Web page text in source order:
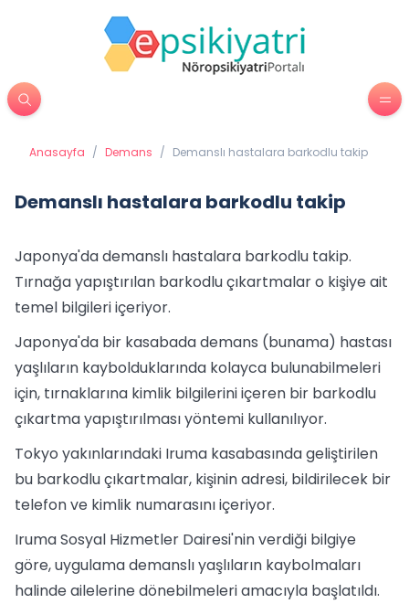
Anasayfa / Demans / Demanslı hastalara barkodlu takip
Demanslı hastalara barkodlu takip
Japonya'da demanslı hastalara barkodlu takip.
Tırnağa yapıştırılan barkodlu çıkartmalar o kişiye ait
temel bilgileri içeriyor.
Japonya'da bir kasabada demans (bunama) hastası
yaşlıların kaybolduklarında kolayca bulunabilmeleri
için, tırnaklarına kimlik bilgilerini içeren bir barkodlu
çıkartma yapıştırılması yöntemi kullanılıyor.
Tokyo yakınlarındaki Iruma kasabasında geliştirilen
bu barkodlu çıkartmalar, kişinin adresi, bildirilecek bir
telefon ve kimlik numarasını içeriyor.
Iruma Sosyal Hizmetler Dairesi'nin verdiği bilgiye
göre, uygulama demanslı yaşlıların kaybolmaları
halinde ailelerine dönebilmeleri amacıyla başlatıldı.